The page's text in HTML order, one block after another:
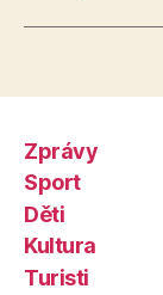
Zprávy
Sport
Děti
Kultura
Turisti